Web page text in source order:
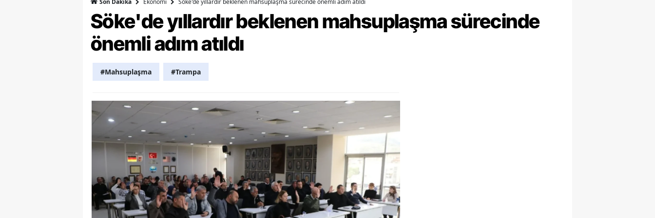
Yalova
Karabük
Düzce
Son Dakika
Söke'de yıllardır beklenen mahsuplaşma sürecinde
önemli adım atıldı
#Mahsuplaşma #Trampa